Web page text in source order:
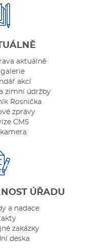
aktuálně
akcí
zimní údržby
Rosnička
zprávy
CMS
ÚŘADU
a nadace
zakázky
deska